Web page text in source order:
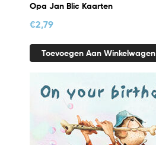
Opa Jan Blic Kaarten
€2,79
Toevoegen Aan Winkelwagen